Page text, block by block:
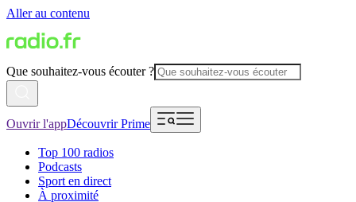
Aller au contenu
Que souhaitez-vous écouter ?
Ouvrir l'appDécouvrir Prime
Top 100 radios
Podcasts
Sport en direct
À proximité